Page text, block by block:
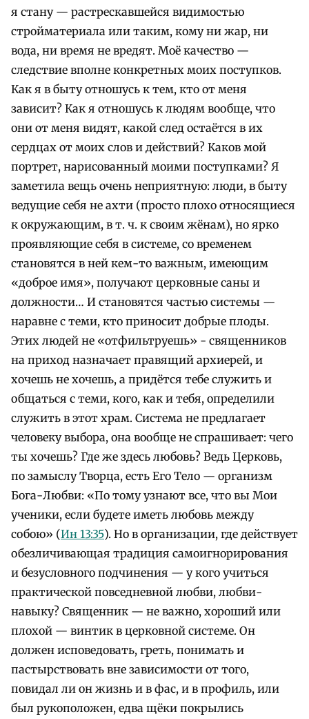
я стану — растрескавшейся видимостью
стройматериала или таким, кому ни жар, ни
вода, ни время не вредят. Моё качество —
следствие вполне конкретных моих поступков.
Как я в быту отношусь к тем, кто от меня
зависит? Как я отношусь к людям вообще, что
они от меня видят, какой след остаётся в их
сердцах от моих слов и действий? Каков мой
портрет, нарисованный моими поступками? Я
заметила вещь очень неприятную: люди, в быту
ведущие себя не ахти (просто плохо относящиеся
к окружающим, в т. ч. к своим жёнам), но ярко
проявляющие себя в системе, со временем
становятся в ней кем-то важным, имеющим
«доброе имя», получают церковные саны и
должности… И становятся частью системы —
наравне с теми, кто приносит добрые плоды.
Этих людей не «отфильтруешь» - священников
на приход назначает правящий архиерей, и
хочешь не хочешь, а придётся тебе служить и
общаться с теми, кого, как и тебя, определили
служить в этот храм. Система не предлагает
человеку выбора, она вообще не спрашивает: чего
ты хочешь? Где же здесь любовь? Ведь Церковь,
по замыслу Творца, есть Его Тело — организм
Бога-Любви: «По тому узнают все, что вы Мои
ученики, если будете иметь любовь между
собою» (Ин 13:35). Но в организации, где действует
обезличивающая традиция самоигнорирования
и безусловного подчинения — у кого учиться
практической повседневной любви, любви-
навыку? Священник — не важно, хороший или
плохой — винтик в церковной системе. Он
должен исповедовать, греть, понимать и
пастырствовать вне зависимости от того,
повидал ли он жизнь и в фас, и в профиль, или
был рукоположен, едва щёки покрылись